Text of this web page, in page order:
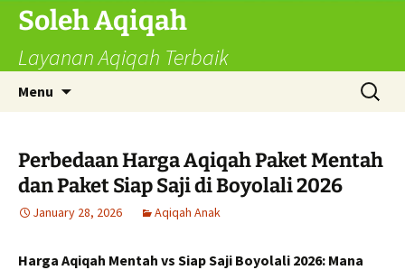
Skip
content
Soleh Aqiqah
Layanan Aqiqah Terbaik
Menu
Search
for:
Perbedaan Harga Aqiqah Paket Mentah
dan Paket Siap Saji di Boyolali 2026
January 28, 2026 Aqiqah Anak
Harga Aqiqah Mentah vs Siap Saji Boyolali 2026: Mana